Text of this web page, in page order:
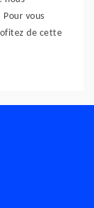
vous
de cette